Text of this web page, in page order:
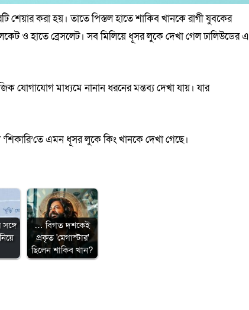
শেয়ার করা হয়। তাতে পিস্তল হাতে শাকিব খানকে রাগী যুবকের
ও হাতে ব্রেসলেট। সব মিলিয়ে ধূসর লুকে দেখা গেল ঢালিউডের এ
যোগাযোগ মাধ্যমে নানান ধরনের মন্তব্য দেখা যায়। যার
এমন ধূসর লুকে কিং খানকে দেখা গেছে।
… বিগত দশকেই
প্রকৃত 'মেগাস্টার'
ছিলেন শাকিব খান?